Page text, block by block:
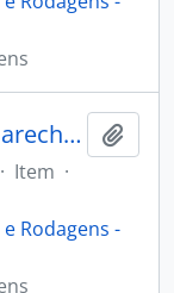
BR-31/ES - Jabaeté - Trecho: Marechal Floriano. Firma: Cia. Mineira Obras S.A
· Item ·
Rodagens -